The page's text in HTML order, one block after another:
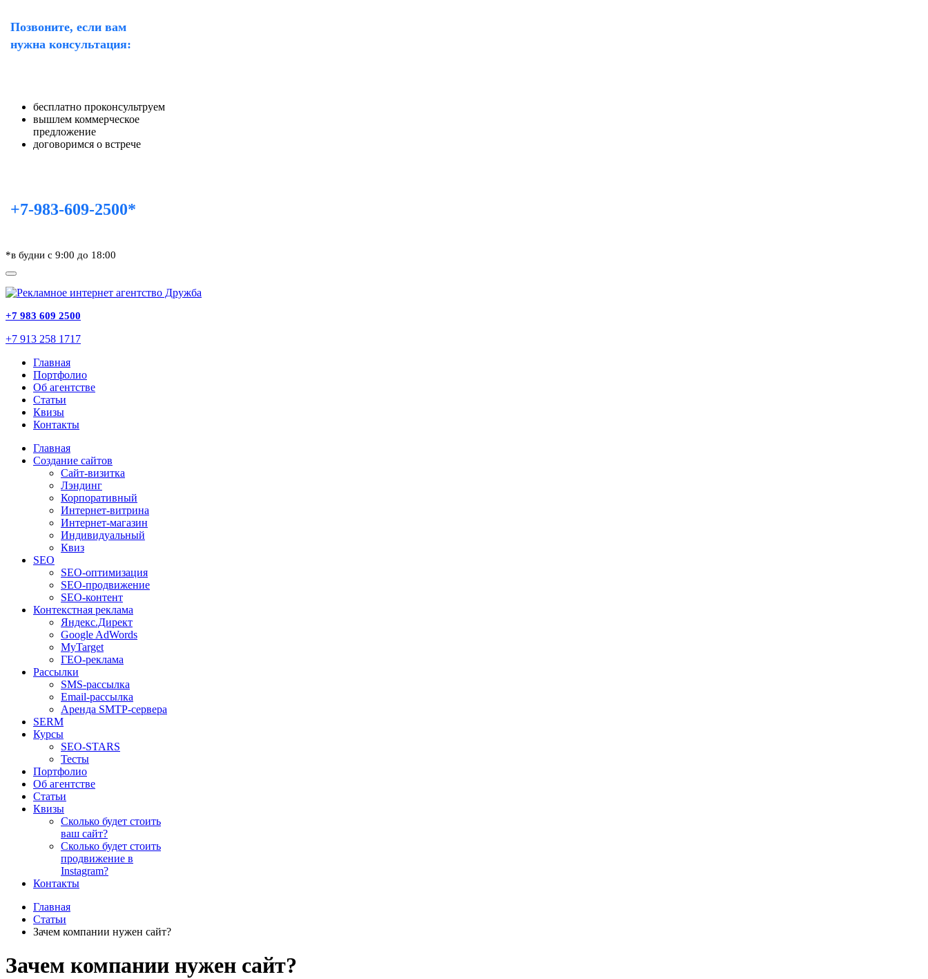
Позвоните, если вам
нужна консультация:
бесплатно проконсультруем
вышлем коммерческое
предложение
договоримся о встрече
+7-983-609-2500*
*в будни с 9:00 до 18:00
+7 983 609 2500
+7 913 258 1717
Главная
Портфолио
Об агентстве
Статьи
Квизы
Контакты
Главная
Создание сайтов
Сайт-визитка
Лэндинг
Корпоративный
Интернет-витрина
Интернет-магазин
Индивидуальный
Квиз
SEO
SEO-оптимизация
SEO-продвижение
SEO-контент
Контекстная реклама
Яндекс.Директ
Google AdWords
MyTarget
ГЕО-реклама
Рассылки
SMS-рассылка
Email-рассылка
Аренда SMTP-сервера
SERM
Курсы
SEO-STARS
Тесты
Портфолио
Об агентстве
Статьи
Квизы
Сколько будет стоить
ваш сайт?
Сколько будет стоить
продвижение в
Instagram?
Контакты
Главная
Статьи
Зачем компании нужен сайт?
Зачем компании нужен сайт?